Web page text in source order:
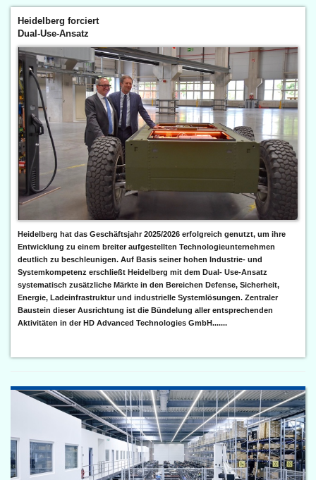
Heidelberg forciert
Dual-Use-Ansatz
Heidelberg hat das Geschäftsjahr 2025/2026 erfolgreich genutzt, um ihre
Entwicklung zu einem breiter aufgestellten Technologieunternehmen
deutlich zu beschleunigen. Auf Basis seiner hohen Industrie- und
Systemkompetenz erschließt Heidelberg mit dem Dual- Use-Ansatz
systematisch zusätzliche Märkte in den Bereichen Defense, Sicherheit,
Energie, Ladeinfrastruktur und industrielle Systemlösungen. Zentraler
Baustein dieser Ausrichtung ist die Bündelung aller entsprechenden
Aktivitäten in der HD Advanced Technologies GmbH.......